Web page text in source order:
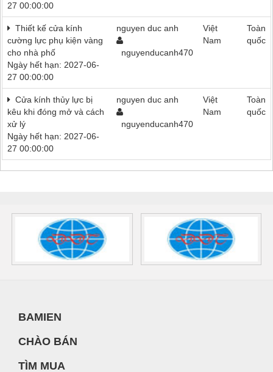
27 00:00:00
Thiết kế cửa kính
cường lực phụ kiện vàng
cho nhà phố
Ngày hết hạn: 2027-06-
27 00:00:00
nguyen duc anh
nguyenducanh470
Việt
Nam
Toàn
quốc
Cửa kính thủy lực bị
kêu khi đóng mở và cách
xử lý
Ngày hết hạn: 2027-06-
27 00:00:00
nguyen duc anh
nguyenducanh470
Việt
Nam
Toàn
quốc
BAMIEN
CHÀO BÁN
TÌM MUA